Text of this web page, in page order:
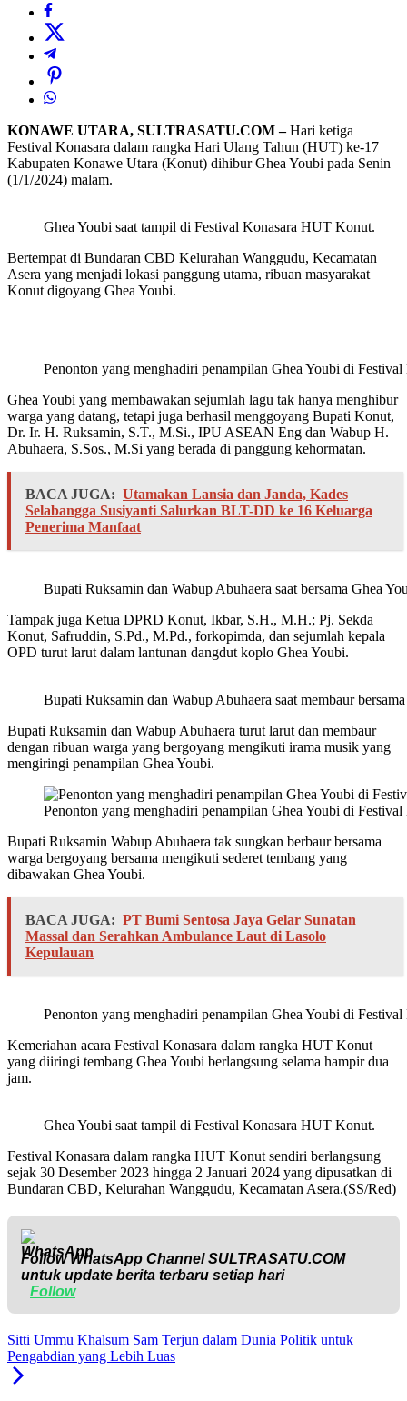
KONAWE UTARA, SULTRASATU.COM –Hari ketiga
Festival Konasara dalam rangka Hari Ulang Tahun (HUT) ke-17
Kabupaten Konawe Utara (Konut) dihibur Ghea Youbi pada Senin
(1/1/2024) malam.
Ghea Youbi saat tampil di Festival Konasara HUT Konut.
Bertempat di Bundaran CBD Kelurahan Wanggudu, Kecamatan
Asera yang menjadi lokasi panggung utama, ribuan masyarakat
Konut digoyang Ghea Youbi.
Penonton yang menghadiri penampilan Ghea Youbi di Festival
Ghea Youbi yang membawakan sejumlah lagu tak hanya menghibur
warga yang datang, tetapi juga berhasil menggoyang Bupati Konut,
Dr. Ir. H. Ruksamin, S.T., M.Si., IPU ASEAN Eng dan Wabup H.
Abuhaera, S.Sos., M.Si yang berada di panggung kehormatan.
BACA JUGA: Utamakan Lansia dan Janda, Kades
Selabangga Susiyanti Salurkan BLT-DD ke 16 Keluarga
Penerima Manfaat
Bupati Ruksamin dan Wabup Abuhaera saat bersama Ghea
Tampak juga Ketua DPRD Konut, Ikbar, S.H., M.H.; Pj. Sekda
Konut, Safruddin, S.Pd., M.Pd., forkopimda, dan sejumlah kepala
OPD turut larut dalam lantunan dangdut koplo Ghea Youbi.
Bupati Ruksamin dan Wabup Abuhaera saat membaur
Bupati Ruksamin dan Wabup Abuhaera turut larut dan membaur
dengan ribuan warga yang bergoyang mengikuti irama musik yang
mengiringi penampilan Ghea Youbi.
Penonton yang menghadiri penampilan Ghea Youbi di Festival
Bupati Ruksamin Wabup Abuhaera tak sungkan berbaur bersama
warga bergoyang bersama mengikuti sederet tembang yang
dibawakan Ghea Youbi.
BACA JUGA: PT Bumi Sentosa Jaya Gelar Sunatan
Massal dan Serahkan Ambulance Laut di Lasolo
Kepulauan
Penonton yang menghadiri penampilan Ghea Youbi di Festival
Kemeriahan acara Festival Konasara dalam rangka HUT Konut
yang diiringi tembang Ghea Youbi berlangsung selama hampir dua
jam.
Ghea Youbi saat tampil di Festival Konasara HUT Konut.
Festival Konasara dalam rangka HUT Konut sendiri berlangsung
sejak 30 Desember 2023 hingga 2 Januari 2024 yang dipusatkan di
Bundaran CBD, Kelurahan Wanggudu, Kecamatan Asera.(SS/Red)
Follow WhatsApp ChannelSULTRASATU.COM
untuk update berita terbaru setiap hari
Follow
Sitti Ummu Khalsum Sam Terjun dalam Dunia Politik untuk
Pengabdian yang Lebih Luas